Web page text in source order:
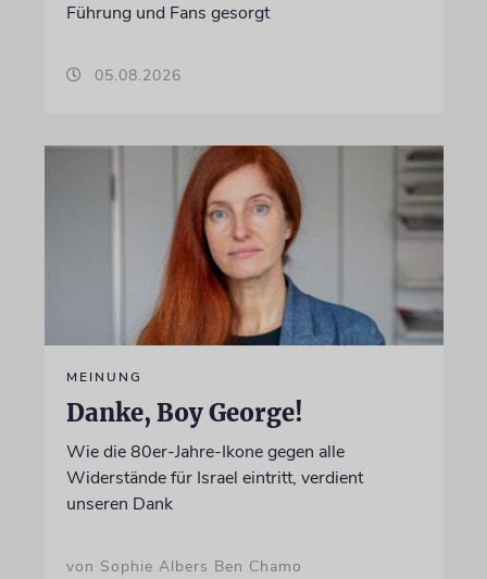
Führung und Fans gesorgt
05.08.2026
MEINUNG
Danke, Boy George!
Wie die 80er-Jahre-Ikone gegen alle
Widerstände für Israel eintritt, verdient
unseren Dank
von Sophie Albers Ben Chamo